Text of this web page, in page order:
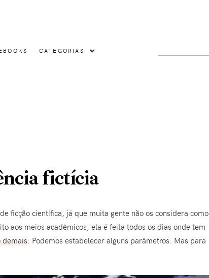
CATEGORIAS
fictícia
ficção científica, já que muita gente não os considera como
aos meios acadêmicos, ela é feita todos os dias onde tem
demais . Podemos estabelecer alguns parâmetros. Mas para